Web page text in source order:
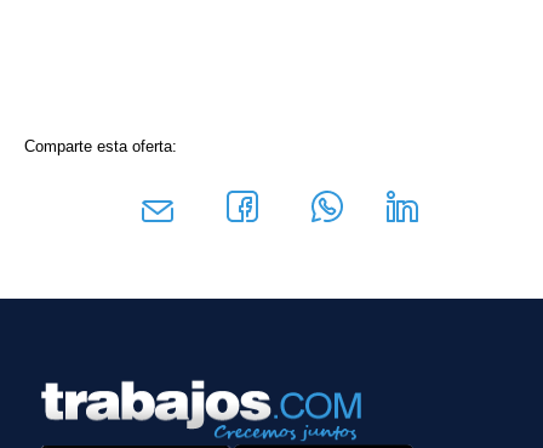
Comparte esta oferta: